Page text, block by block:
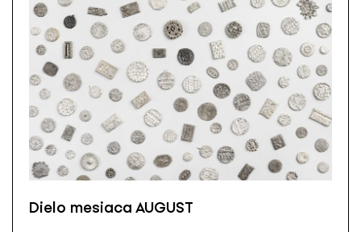
Dielo mesiaca AUGUST